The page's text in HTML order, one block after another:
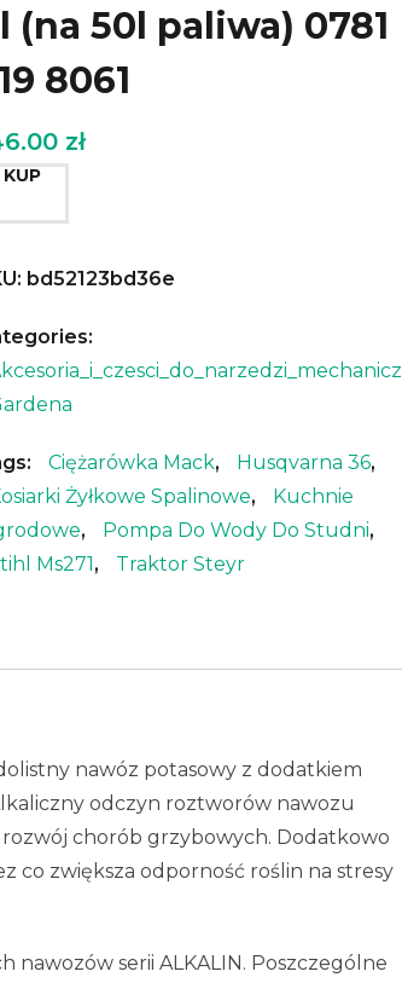
l (na 50l paliwa) 0781
8061
zł
KUP
bd52123bd36e
Ciężarówka Mack, Husqvarna 36,
Żyłkowe Spalinowe,
Kuchnie
, Pompa Do Wody Do Studni,
Ms271, Traktor Steyr
dolistny nawóz potasowy z dodatkiem
odczyn roztworów nawozu
chorób grzybowych. Dodatkowo
co zwiększa odporność roślin na stresy
nawozów serii ALKALIN. Poszczególne